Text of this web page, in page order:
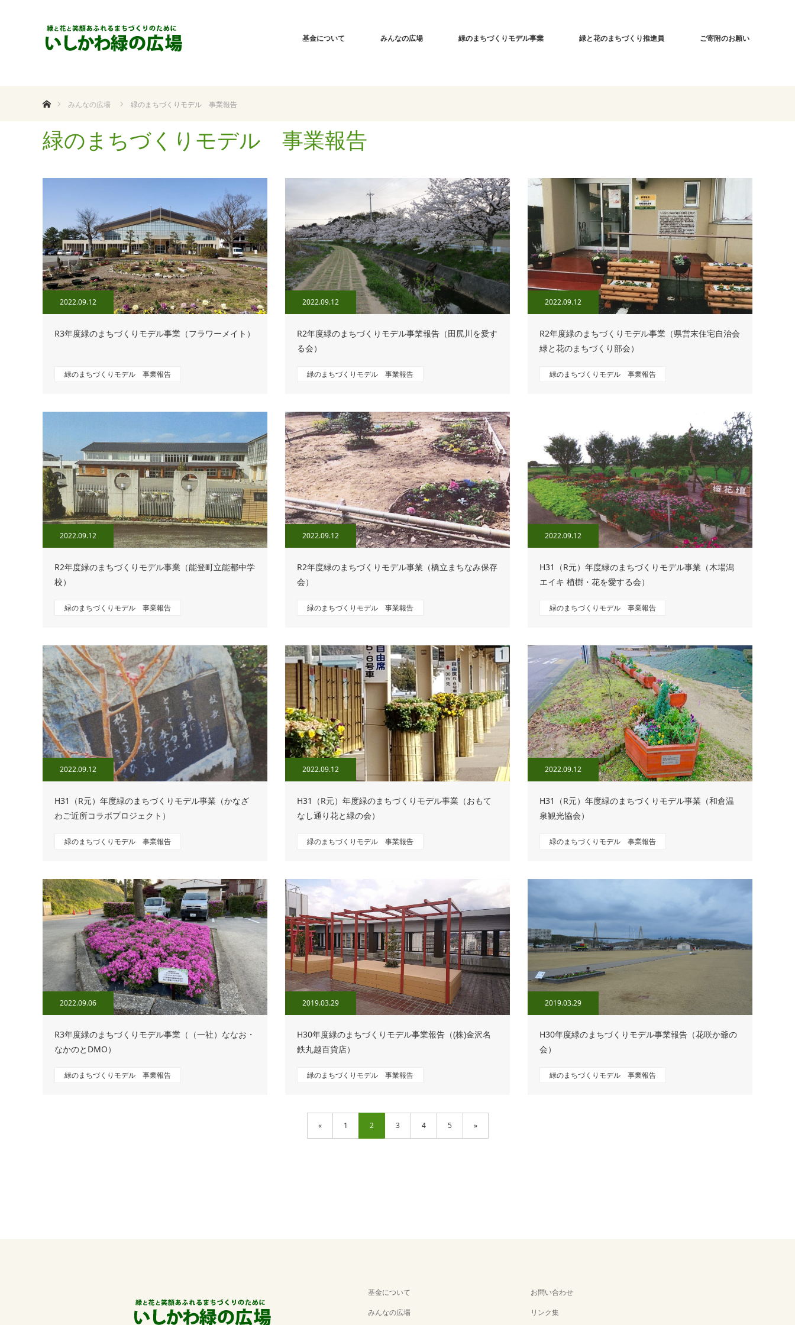
基金について みんなの広場 緑のまちづくりモデル事業 緑と花のまちづくり推進員 ご寄附のお願い
みんなの広場
緑のまちづくりモデル 事業報告
緑のまちづくりモデル 事業報告
2022.09.12
R3年度緑のまちづくりモデル事業（フラワーメイト）
緑のまちづくりモデル 事業報告
2022.09.12
R2年度緑のまちづくりモデル事業報告（田尻川を愛す
る会）
緑のまちづくりモデル 事業報告
2022.09.12
R2年度緑のまちづくりモデル事業（県営末住宅自治会
緑と花のまちづくり部会）
緑のまちづくりモデル 事業報告
2022.09.12
R2年度緑のまちづくりモデル事業（能登町立能都中学
校）
緑のまちづくりモデル 事業報告
2022.09.12
R2年度緑のまちづくりモデル事業（橋立まちなみ保存
会）
緑のまちづくりモデル 事業報告
2022.09.12
H31（R元）年度緑のまちづくりモデル事業（木場潟
エイキ 植樹・花を愛する会）
緑のまちづくりモデル 事業報告
2022.09.12
H31（R元）年度緑のまちづくりモデル事業（かなざ
わご近所コラボプロジェクト）
緑のまちづくりモデル 事業報告
2022.09.12
H31（R元）年度緑のまちづくりモデル事業（おもて
なし通り花と緑の会）
緑のまちづくりモデル 事業報告
2022.09.12
H31（R元）年度緑のまちづくりモデル事業（和倉温
泉観光協会）
緑のまちづくりモデル 事業報告
2022.09.06
R3年度緑のまちづくりモデル事業（（一社）ななお・
なかのとDMO）
緑のまちづくりモデル 事業報告
2019.03.29
H30年度緑のまちづくりモデル事業報告（(株)金沢名
鉄丸越百貨店）
緑のまちづくりモデル 事業報告
2019.03.29
H30年度緑のまちづくりモデル事業報告（花咲か爺の
会）
緑のまちづくりモデル 事業報告
« 1 2 3 4 5 »
基金について
みんなの広場
お問い合わせ
リンク集